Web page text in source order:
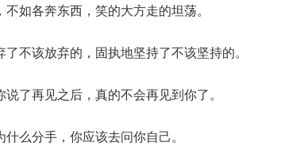
如各奔东西，笑的大方走的坦荡。
不该放弃的，固执地坚持了不该坚持的。
了再见之后，真的不会再见到你了。
么分手，你应该去问你自己。